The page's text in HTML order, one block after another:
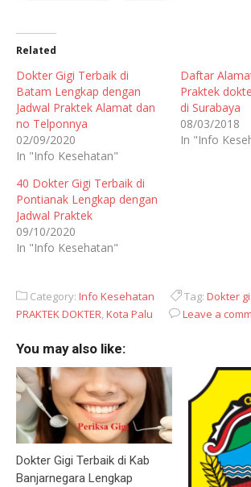
Related
Dokter Gigi Terbaik di
Batam Lengkap dengan
Jadwal Praktek Alamat dan
no Telponnya
02/09/2020
In "Info Kesehatan"
Daftar
Praktek
di Surabaya
08/03/2018
In "Info
40 Dokter Gigi Terbaik di
Pontianak Lengkap dengan
Jadwal Praktek
09/10/2020
In "Info Kesehatan"
Category: Info Kesehatan Tag: Dokter
PRAKTEK DOKTER,Kota Palu Leave a
You may also like:
Dokter Gigi Terbaik di Kab
Banjarnegara Lengkap